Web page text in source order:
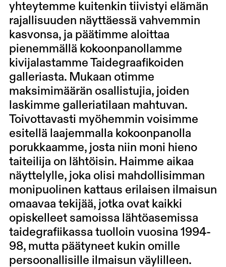
yhteytemme kuitenkin tiivistyi elämän
rajallisuuden näyttäessä vahvemmin
kasvonsa, ja päätimme aloittaa
pienemmällä kokoonpanollamme
kivijalastamme Taidegraafikoiden
galleriasta. Mukaan otimme
maksimimäärän osallistujia, joiden
laskimme galleriatilaan mahtuvan.
Toivottavasti myöhemmin voisimme
esitellä laajemmalla kokoonpanolla
porukkaamme, josta niin moni hieno
taiteilija on lähtöisin. Haimme aikaa
näyttelylle, joka olisi mahdollisimman
monipuolinen kattaus erilaisen ilmaisun
omaavaa tekijää, jotka ovat kaikki
opiskelleet samoissa lähtöasemissa
taidegrafiikassa tuolloin vuosina 1994-
98, mutta päätyneet kukin omille
persoonallisille ilmaisun väylilleen.